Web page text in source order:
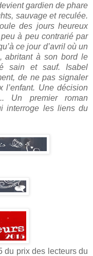
gardien de phare
sauvage et reculée.
des jours heureux
à peu contrarié par
ce jour d’avril où un
abritant à son bord le
sain et sauf. Isabel
de ne pas signaler
l’enfant. Une décision
Un premier roman
interroge les liens du
du prix des lecteurs du